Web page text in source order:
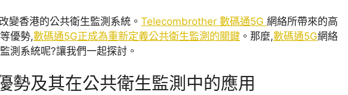
變香港的公共衛生監測系統。 Telecombrother 數碼通5G 網絡所帶來的高
優勢,數碼通5G正成為重新定義公共衛生監測的關鍵 。那麼,數碼通5G網絡
測系統呢?讓我們一起探討。
勢及其在公共衛生監測中的應用